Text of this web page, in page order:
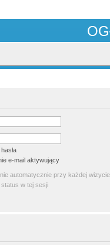
e-mail aktywujący
automatycznie przy każdej wizycie
w tej sesji